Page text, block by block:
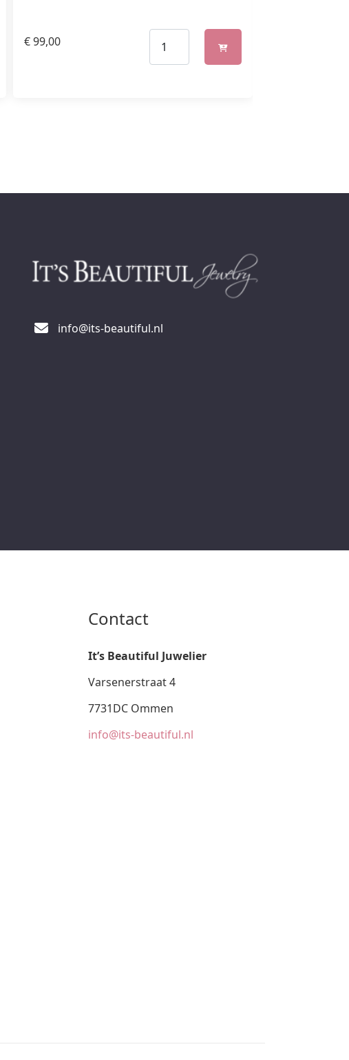
€99,00
info@its-beautiful.nl
Contact
It’s Beautiful Juwelier
Varsenerstraat 4
7731DC Ommen
info@its-beautiful.nl